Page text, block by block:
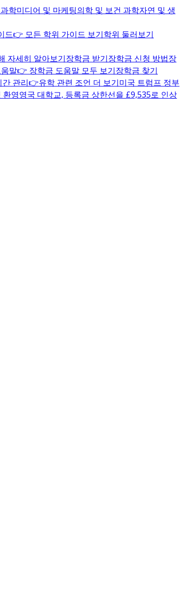
학미디어 및 마케팅의학 및 보건 과학자연 및 생
드👉 모든 학위 가이드 보기학위 둘러보기
자세히 알아보기장학금 받기장학금 신청 방법장
말👉 장학금 도움말 모두 보기장학금 찾기
관리👉유학 관련 조언 더 보기미국 트럼프 정부
환영영국 대학교, 등록금 상한선을 £9,535로 인상